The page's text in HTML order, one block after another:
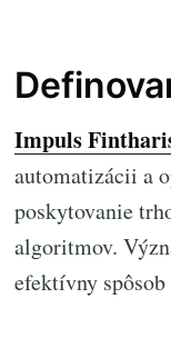
Impuls
automatizácii a
poskytovanie
algoritmov.
efektívny